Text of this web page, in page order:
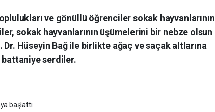
ve gönüllü öğrenciler sokak hayvanlarının
sokak hayvanlarının üşümelerini bir nebze olsun
Hüseyin Bağ ile birlikte ağaç ve saçak altlarına
battaniye serdiler.